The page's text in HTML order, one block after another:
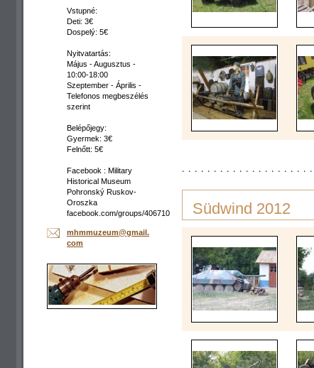
Südwind 2012
Vstupné:
Deti: 3€
Dospelý: 5€
Nyitvatartás:
Május - Augusztus -
10:00-18:00
Szeptember - Április -
Telefonos megbeszélés
szerint
Belépőjegy:
Gyermek: 3€
Felnőtt: 5€
Facebook : Military
Historical Museum
Pohronský Ruskov-
Oroszka
facebook.com/groups/406710726052194
mhmmuzeum@gmail.
com